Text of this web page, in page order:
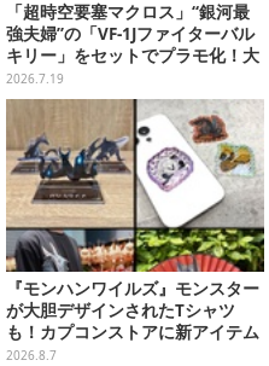
「超時空要塞マクロス」“銀河最
強夫婦”の「VF-1Jファイターバル
キリー」をセットでプラモ化！大
気圏外仕様パイロットスーツフィ
ギュアなど付属
2026.7.19
『モンハンワイルズ』モンスター
が大胆デザインされたTシャツ
も！カプコンストアに新アイテム
が続々登場
2026.8.7